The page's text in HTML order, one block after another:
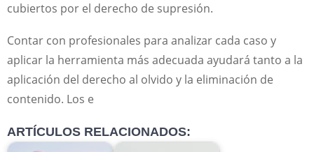
cubiertos por el derecho de supresión.
Contar con profesionales para analizar cada caso y
aplicar la herramienta más adecuada ayudará tanto a la
aplicación del derecho al olvido y la eliminación de
contenido. Los e
ARTÍCULOS RELACIONADOS: